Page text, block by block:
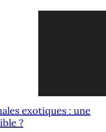
exotiques : une
?